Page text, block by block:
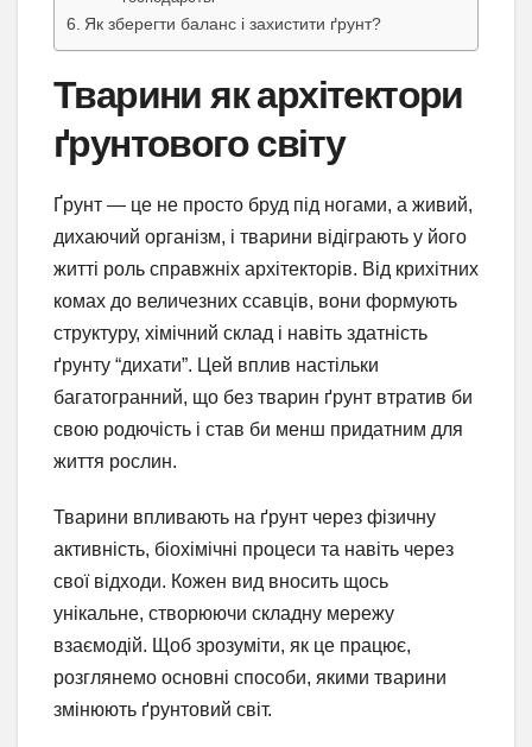
Як зберегти баланс і захистити ґрунт?
Тварини як архітектори
ґрунтового світу
Ґрунт — це не просто бруд під ногами, а живий,
дихаючий організм, і тварини відіграють у його
житті роль справжніх архітекторів. Від крихітних
комах до величезних ссавців, вони формують
структуру, хімічний склад і навіть здатність
ґрунту “дихати”. Цей вплив настільки
багатогранний, що без тварин ґрунт втратив би
свою родючість і став би менш придатним для
життя рослин.
Тварини впливають на ґрунт через фізичну
активність, біохімічні процеси та навіть через
свої відходи. Кожен вид вносить щось
унікальне, створюючи складну мережу
взаємодій. Щоб зрозуміти, як це працює,
розглянемо основні способи, якими тварини
змінюють ґрунтовий світ.